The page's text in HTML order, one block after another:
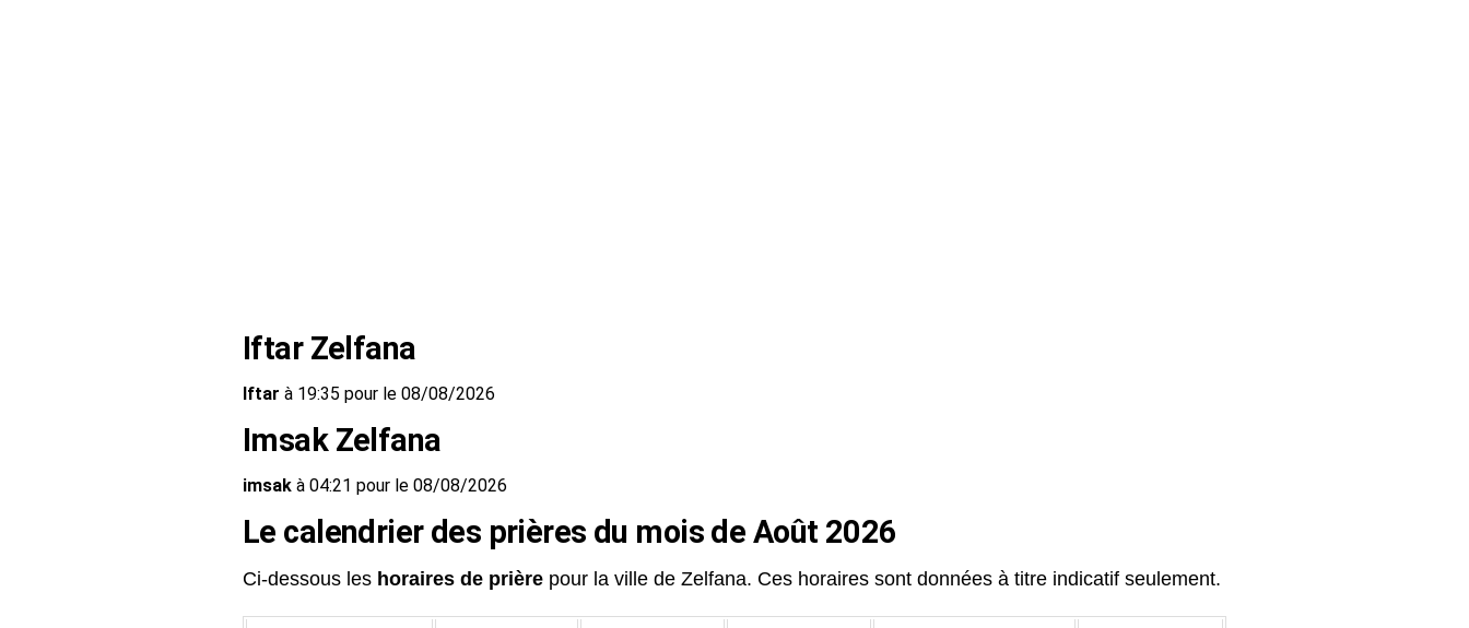
Iftar Zelfana
Iftar à 19:35 pour le 08/08/2026
Imsak Zelfana
imsak à 04:21 pour le 08/08/2026
Le calendrier des prières du mois de Août 2026
Ci-dessous les horaires de prière pour la ville de Zelfana. Ces horaires sont données à titre indicatif seulement.